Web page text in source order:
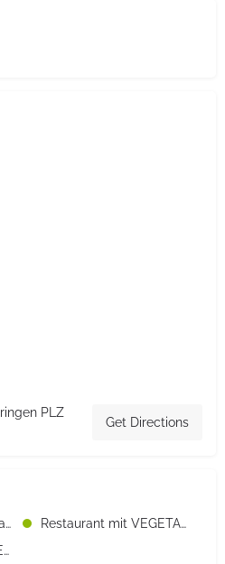
PLZ
Get Directions
rein vegetarisches Restaurant
Restaurant mit VEGETARISCHEN Speisen
Restaurant mit VEGANEN Speisen